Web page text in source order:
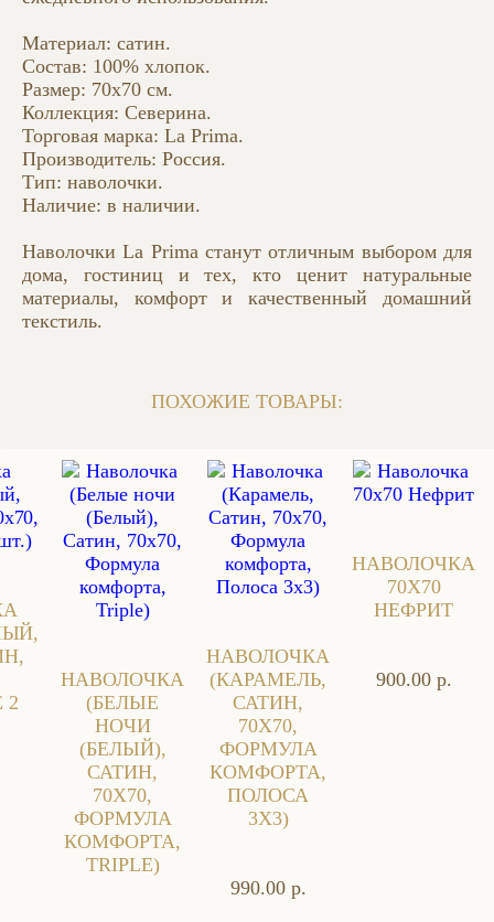
Материал: сатин.
Состав: 100% хлопок.
Размер: 70x70 см.
Коллекция: Северина.
Торговая марка: La Prima.
Производитель: Россия.
Тип: наволочки.
Наличие: в наличии.
Наволочки La Prima станут отличным выбором для
дома, гостиниц и тех, кто ценит натуральные
материалы, комфорт и качественный домашний
текстиль.
ПОХОЖИЕ ТОВАРЫ:
2
НАВОЛОЧКА
(БЕЛЫЕ
НОЧИ
(БЕЛЫЙ),
САТИН,
70X70,
ФОРМУЛА
КОМФОРТА,
TRIPLE)
НАВОЛОЧКА
(КАРАМЕЛЬ,
САТИН,
70X70,
ФОРМУЛА
КОМФОРТА,
ПОЛОСА
3X3)
990.00 р.
НАВОЛОЧКА
70Х70
НЕФРИТ
900.00 р.